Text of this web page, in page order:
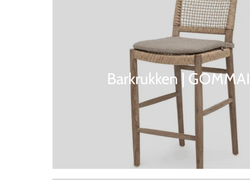
Barkrukken |